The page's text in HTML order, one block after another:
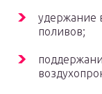
удержание
поливов;